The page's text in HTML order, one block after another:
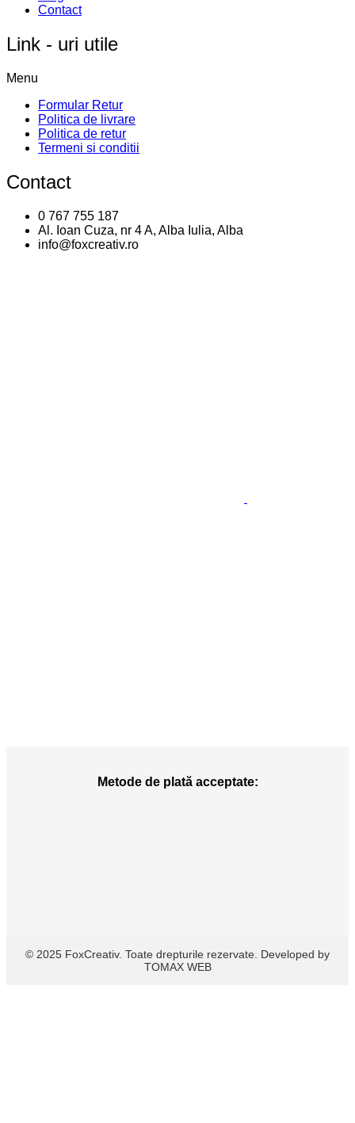
Contact
Link - uri utile
Menu
Formular Retur
Politica de livrare
Politica de retur
Termeni si conditii
Contact
0 767 755 187
Al. Ioan Cuza, nr 4 A, Alba Iulia, Alba
info@foxcreativ.ro
Metode de plată acceptate:
© 2025 FoxCreativ. Toate drepturile rezervate. Developed by
TOMAX WEB